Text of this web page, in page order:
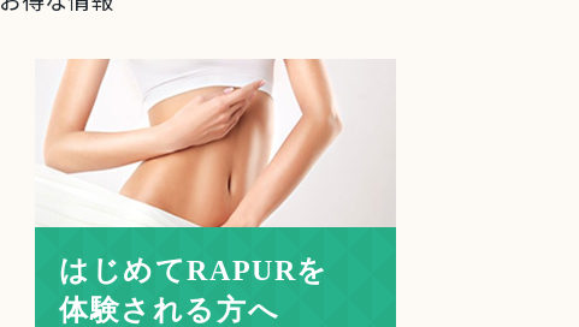
はじめてRAPURを
体験される方へ